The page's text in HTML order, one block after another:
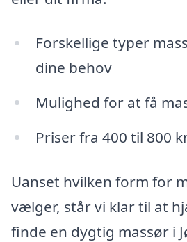
Forskellige typer
dine behov
Mulighed for at få
Priser fra 400 til 800
Uanset hvilken form for
vælger, står vi klar til at
finde en dygtig massør i